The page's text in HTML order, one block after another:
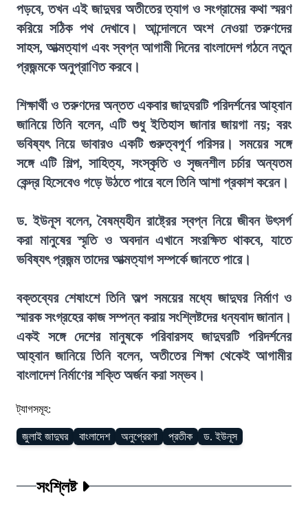
পড়বে, তখন এই জাদুঘর অতীতের ত্যাগ ও সংগ্রামের কথা স্মরণ
করিয়ে সঠিক পথ দেখাবে। আন্দোলনে অংশ নেওয়া তরুণদের
সাহস, আত্মত্যাগ এবং স্বপ্ন আগামী দিনের বাংলাদেশ গঠনে নতুন
প্রজন্মকে অনুপ্রাণিত করবে।
শিক্ষার্থী ও তরুণদের অন্তত একবার জাদুঘরটি পরিদর্শনের আহ্বান
জানিয়ে তিনি বলেন, এটি শুধু ইতিহাস জানার জায়গা নয়; বরং
ভবিষ্যৎ নিয়ে ভাবারও একটি গুরুত্বপূর্ণ পরিসর। সময়ের সঙ্গে
সঙ্গে এটি শিল্প, সাহিত্য, সংস্কৃতি ও সৃজনশীল চর্চার অন্যতম
কেন্দ্র হিসেবেও গড়ে উঠতে পারে বলে তিনি আশা প্রকাশ করেন।
ড. ইউনূস বলেন, বৈষম্যহীন রাষ্ট্রের স্বপ্ন নিয়ে জীবন উৎসর্গ
করা মানুষের স্মৃতি ও অবদান এখানে সংরক্ষিত থাকবে, যাতে
ভবিষ্যৎ প্রজন্ম তাদের আত্মত্যাগ সম্পর্কে জানতে পারে।
বক্তব্যের শেষাংশে তিনি অল্প সময়ের মধ্যে জাদুঘর নির্মাণ ও
স্মারক সংগ্রহের কাজ সম্পন্ন করায় সংশ্লিষ্টদের ধন্যবাদ জানান।
একই সঙ্গে দেশের মানুষকে পরিবারসহ জাদুঘরটি পরিদর্শনের
আহ্বান জানিয়ে তিনি বলেন, অতীতের শিক্ষা থেকেই আগামীর
বাংলাদেশ নির্মাণের শক্তি অর্জন করা সম্ভব।
ট্যাগসমূহ:
জুলাই জাদুঘর বাংলাদেশ অনুপ্রেরণা প্রতীক ড. ইউনূস
সংশ্লিষ্ট